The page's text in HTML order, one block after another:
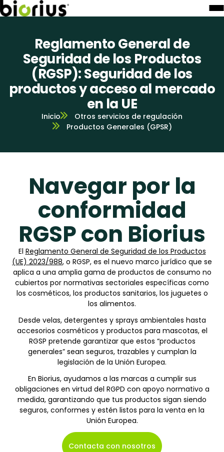
Reglamento General de
Seguridad de los Productos
(RGSP): Seguridad de los
productos y acceso al mercado
en la UE
Inicio
Otros servicios de regulación
Productos Generales (GPSR)
Navegar por la
conformidad
RGSP con Biorius
El Reglamento General de Seguridad de los Productos
(UE) 2023/988, o RGSP, es el nuevo marco jurídico que se
aplica a una amplia gama de productos de consumo no
cubiertos por normativas sectoriales específicas como
los cosméticos, los productos sanitarios, los juguetes o
los alimentos.
Desde velas, detergentes y sprays ambientales hasta
accesorios cosméticos y productos para mascotas, el
RGSP pretende garantizar que estos “productos
generales” sean seguros, trazables y cumplan la
legislación de la Unión Europea.
En Biorius, ayudamos a las marcas a cumplir sus
obligaciones en virtud del RGPD con apoyo normativo a
medida, garantizando que tus productos sigan siendo
seguros, conformes y estén listos para la venta en la
Unión Europea.
Contacta con nosotros